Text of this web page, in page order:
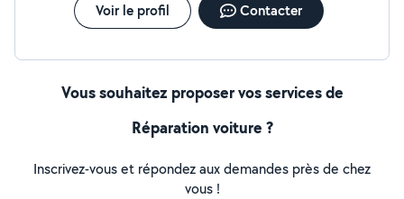
Voir le profil Contacter
Vous souhaitez proposer vos services de
Réparation voiture ?
Inscrivez-vous et répondez aux demandes près de chez
vous !